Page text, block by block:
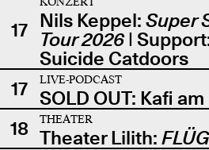
17 Nils Keppel: Super
Tour 2026|
Suicide Catdoors
17
LIVE-PODCAST
SOLD OUT: Kafi
18
THEATER
Theater Lilith: